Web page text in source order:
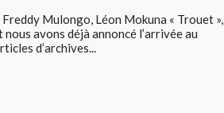
Mulongo, Léon Mokuna « Trouet »,
avons déjà annoncé l’arrivée au
d’archives...